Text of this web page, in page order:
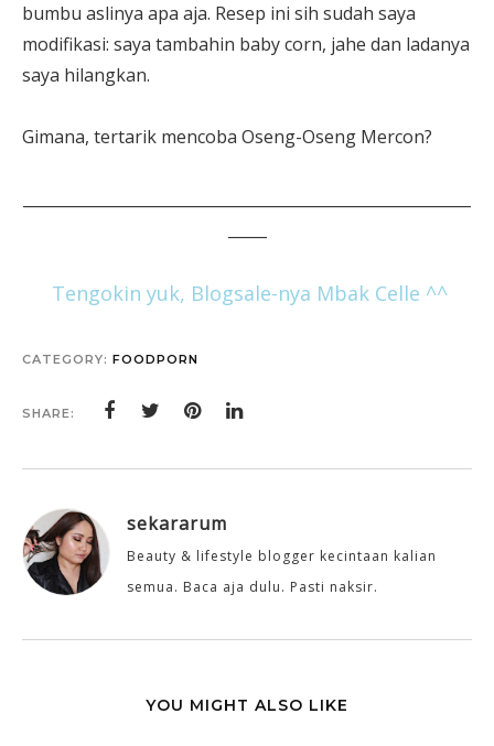
bumbu aslinya apa aja. Resep ini sih sudah saya
modifikasi: saya tambahin baby corn, jahe dan ladanya
saya hilangkan.
Gimana, tertarik mencoba Oseng-Oseng Mercon?
Tengokin yuk, Blogsale-nya Mbak Celle ^^
CATEGORY: FOODPORN
SHARE:
sekararum
Beauty & lifestyle blogger kecintaan kalian
semua. Baca aja dulu. Pasti naksir.
YOU MIGHT ALSO LIKE